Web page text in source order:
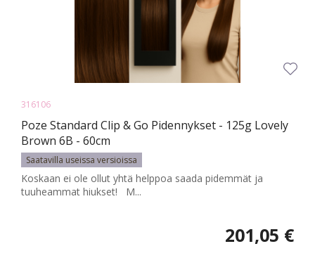
316106
Poze Standard Clip & Go Pidennykset - 125g Lovely
Brown 6B - 60cm
Saatavilla useissa versioissa
Koskaan ei ole ollut yhtä helppoa saada pidemmät ja
tuuheammat hiukset! M...
201,05 €